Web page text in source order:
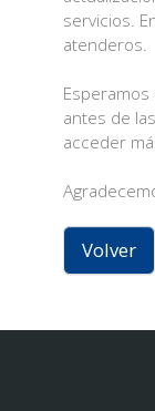
servicios.
atenderos.
antes de
acceder
Volver